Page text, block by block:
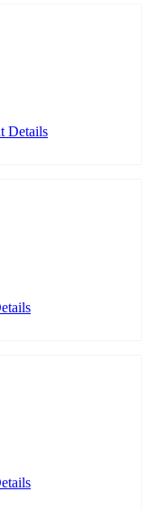
Details